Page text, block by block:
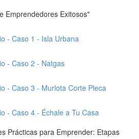
Emprendedores Exitosos"
- Caso 1 - Isla Urbana
- Caso 2 - Natgas
- Caso 3 - Murlota Corte Pleca
- Caso 4 - Échale a Tu Casa
Prácticas para Emprender: Etapas